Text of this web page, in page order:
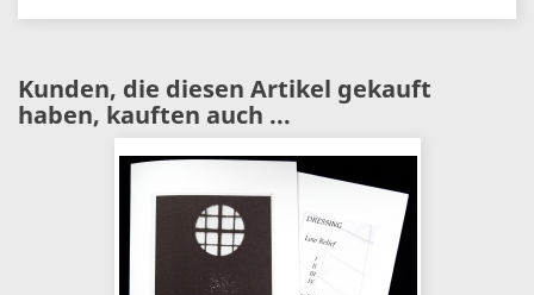
Kunden, die diesen Artikel gekauft
haben, kauften auch ...